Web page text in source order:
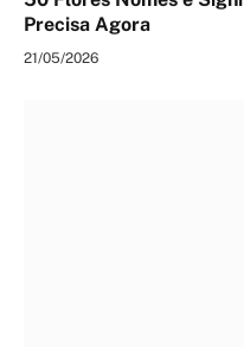
Precisa Agora
21/05/2026